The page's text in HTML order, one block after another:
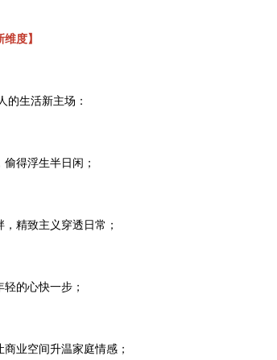
度】
的生活新主场：
得浮生半日闲；
精致主义穿透日常；
的心快一步；
业空间升温家庭情感；